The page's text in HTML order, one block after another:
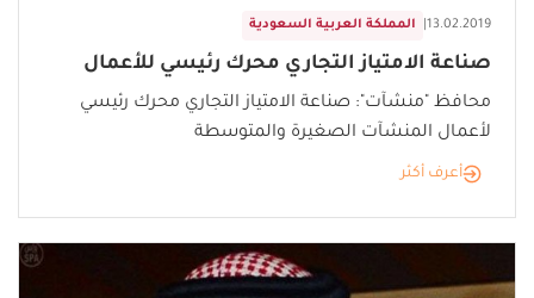
المملكة العربية السعودية 13.02.2019
صناعة الامتياز التجاري محرك رئيسي للأعمال
محافظ "منشآت": صناعة الامتياز التجاري محرك رئيسي
لأعمال المنشآت الصغيرة والمتوسطة
أعرف أكثر